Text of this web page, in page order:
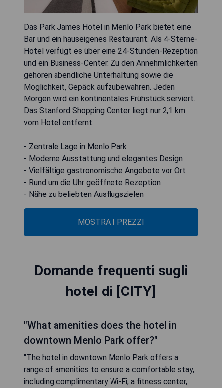
Das Park James Hotel in Menlo Park bietet eine
Bar und ein hauseigenes Restaurant. Als 4-Sterne-
Hotel verfügt es über eine 24-Stunden-Rezeption
und ein Business-Center. Zu den Annehmlichkeiten
gehören abendliche Unterhaltung sowie die
Möglichkeit, Gepäck aufzubewahren. Jeden
Morgen wird ein kontinentales Frühstück serviert.
Das Stanford Shopping Center liegt nur 2,1 km
vom Hotel entfernt.
- Zentrale Lage in Menlo Park
- Moderne Ausstattung und elegantes Design
- Vielfältige gastronomische Angebote vor Ort
- Rund um die Uhr geöffnete Rezeption
- Nähe zu beliebten Ausflugszielen
MOSTRA I PREZZI
Domande frequenti sugli
hotel di [CITY]
"What amenities does the hotel in
downtown Menlo Park offer?"
"The hotel in downtown Menlo Park offers a
range of amenities to ensure a comfortable stay,
including complimentary Wi-Fi, a fitness center,